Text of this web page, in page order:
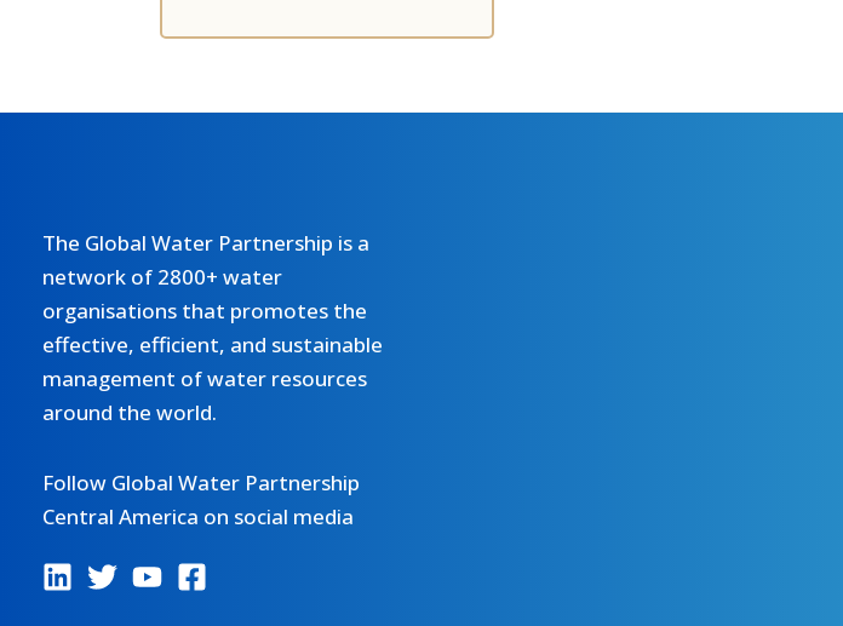
The Global Water Partnership is a
network of 2800+ water
organisations that promotes the
effective, efficient, and sustainable
management of water resources
around the world.
Follow Global Water Partnership
Central America on social media